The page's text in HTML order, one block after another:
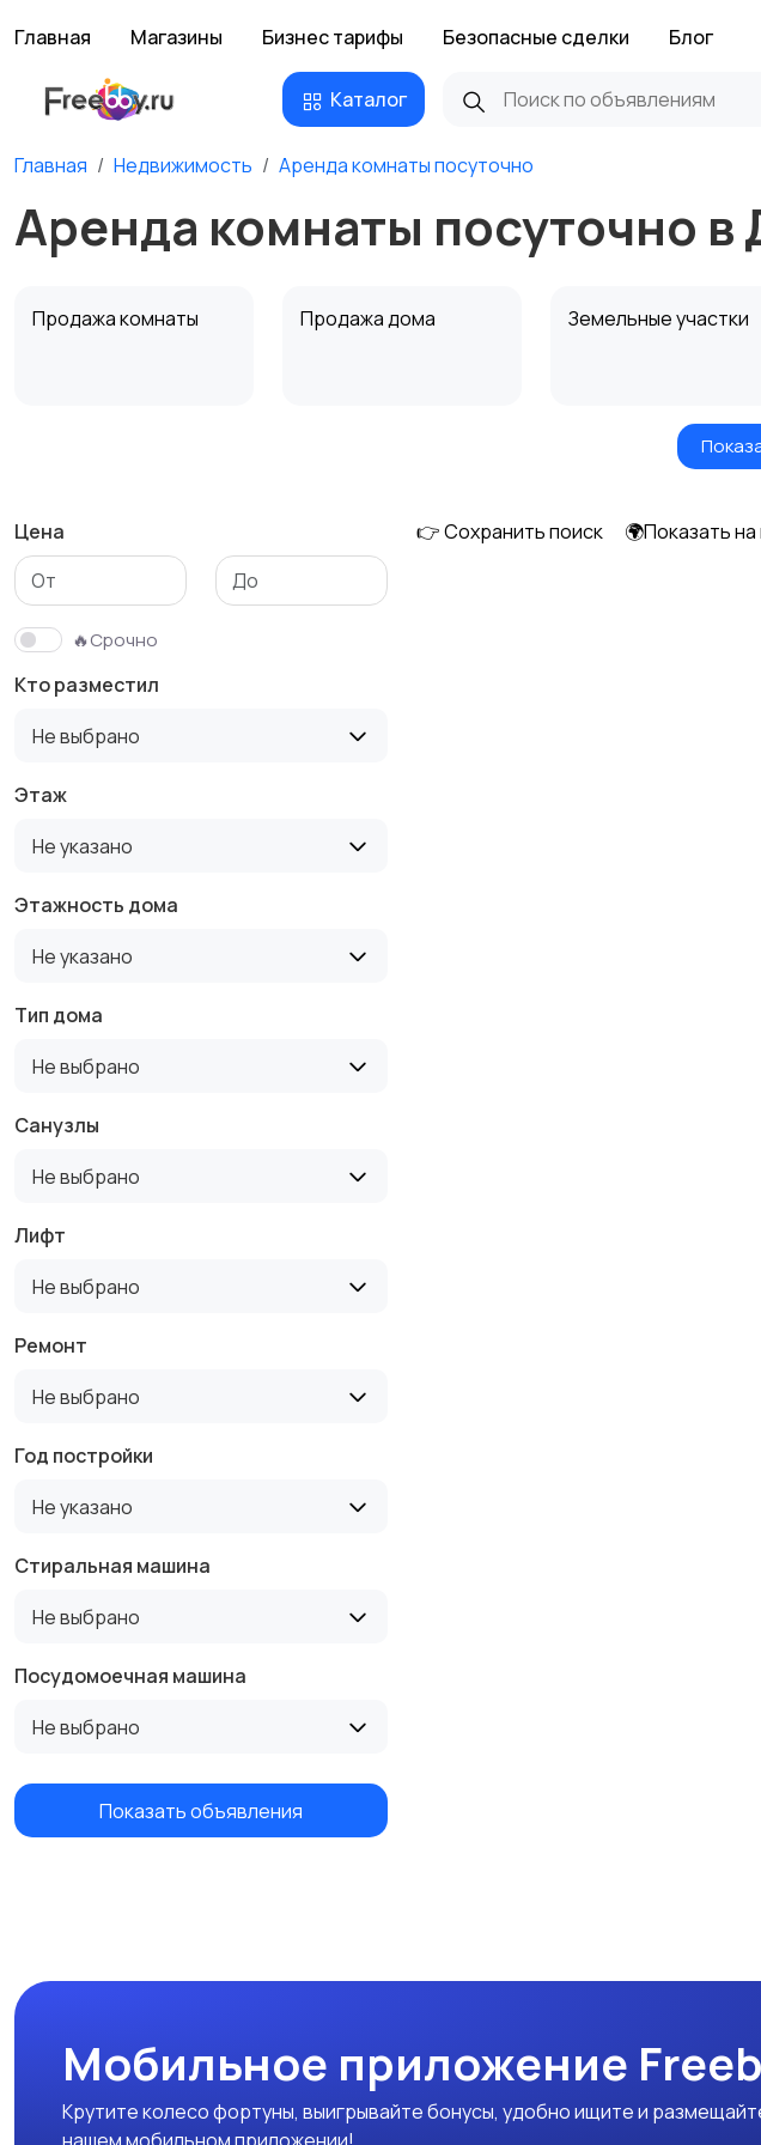
Главная Магазины Бизнес тарифы Безопасные сделки Блог
Каталог
Главная Недвижимость Аренда комнаты посуточно
Аренда комнаты посуточно в
Продажа комнаты Продажа дома Земельные участки
Аренда дома
Гаражи и
машиноместа
Цена
🔥Срочно
Кто разместил
Не выбрано
Этаж
Не указано
Этажность дома
Не указано
Тип дома
Не выбрано
Санузлы
Не выбрано
Лифт
Не выбрано
Ремонт
Не выбрано
Год постройки
Не указано
Стиральная машина
Не выбрано
Посудомоечная машина
Не выбрано
Показать объявления
👉 Сохранить поиск 🌍Показать
Мобильное приложение
Крутите колесо фортуны, выигрывайте бонусы, удобно ищите и